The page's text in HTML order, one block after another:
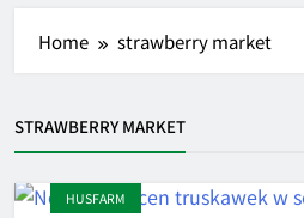
Home strawberry market
STRAWBERRY MARKET
HUSFARM